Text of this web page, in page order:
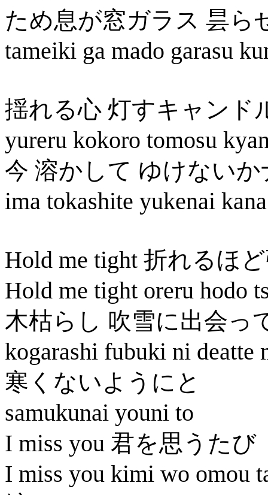
ため息が窓ガラス 昙ら
tameiki ga mado garasu
揺れる心 灯すキャンド
yureru kokoro tomosu
今 溶かして ゆけないか
ima tokashite yukenai
Hold me tight 折れるほ
Hold me tight oreru hodo
木枯らし 吹雪に出会っ
kogarashi fubuki ni deatte
寒くないようにと
samukunai youni to
I miss you 君を思うたび
I miss you kimi wo omou